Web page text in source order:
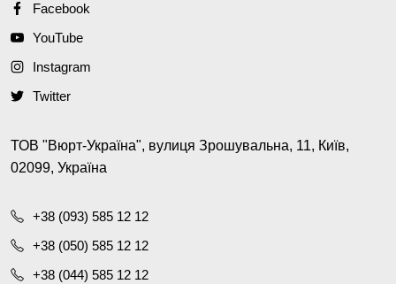
Facebook
YouTube
Instagram
Twitter
ТОВ "Вюрт-Україна", вулиця Зрошувальна, 11, Київ,
02099, Україна
+38 (093) 585 12 12
+38 (050) 585 12 12
+38 (044) 585 12 12